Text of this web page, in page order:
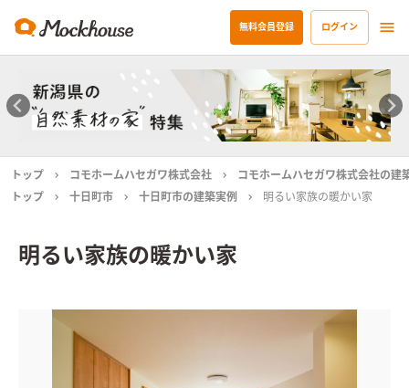
無料会員登録 ログイン
トップ コモホームハセガワ株式会社
コモホームハセガワ株式会社の建
トップ
十日町市 十日町市の建築実例 明るい家族の暖かい家
明るい家族の暖かい家